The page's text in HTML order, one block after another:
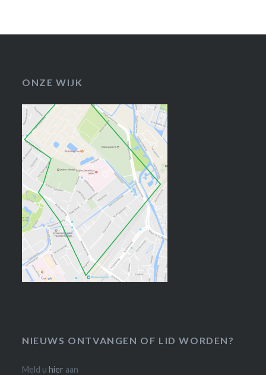
ONZE WIJK
NIEUWS ONTVANGEN OF LID WORDEN?
Meld uhier aan